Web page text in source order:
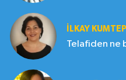
İLKAY
Telafiden ne